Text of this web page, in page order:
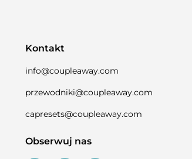
Kontakt
info@coupleaway.com
przewodniki@coupleaway.com
capresets@coupleaway.com
Obserwuj nas